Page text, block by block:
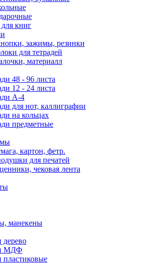
книг
зажимы, резинки
для тетрадей
материалл
48 - 96 листа
12 - 24 листа
А-4
для нот, каллиграфии
на кольцах
предметные
картон, фетр.
для печатей
чековая лента
манекены
МДФ